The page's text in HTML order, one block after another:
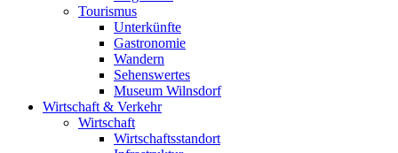
Tourismus
Unterkünfte
Gastronomie
Wandern
Sehenswertes
Museum Wilnsdorf
Wirtschaft & Verkehr
Wirtschaft
Wirtschaftsstandort